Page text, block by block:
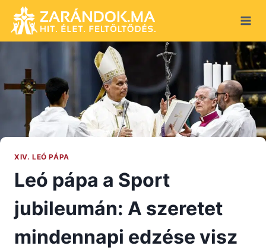
content
XIV. LEÓ PÁPA
Leó pápa a Sport
jubileumán: A szeretet
mindennapi edzése visz